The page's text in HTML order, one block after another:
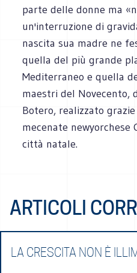
parte delle donne ma
un'interruzione di
nascita sua madre ne
quella del più grande
Mediterraneo e quella
maestri del Novecento,
Botero, realizzato
mecenate newyorchese
città natale.
ARTICOLI
LA CRESCITA NON È